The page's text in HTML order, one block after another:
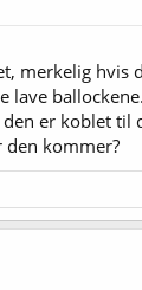
merkelig hvis
lave ballockene.
er koblet til
kommer?